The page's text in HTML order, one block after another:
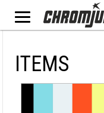
ITEMS